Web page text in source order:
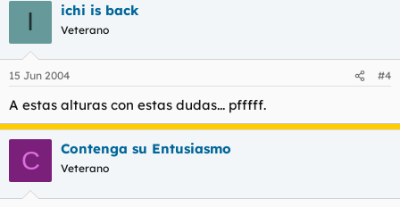
I ichi is back
Veterano
15 Jun 2004 #4
A estas alturas con estas dudas... pfffff.
C Contenga su Entusiasmo
Veterano